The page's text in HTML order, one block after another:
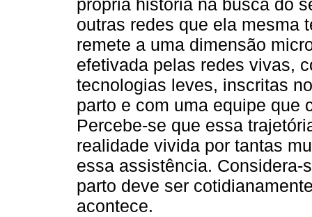
própria história na busca do
outras redes que ela mesma
remete a uma dimensão
efetivada pelas redes vivas,
tecnologias leves, inscritas
parto e com uma equipe que
Percebe-se que essa
realidade vivida por tantas
essa assistência. Considera-
parto deve ser
acontece.